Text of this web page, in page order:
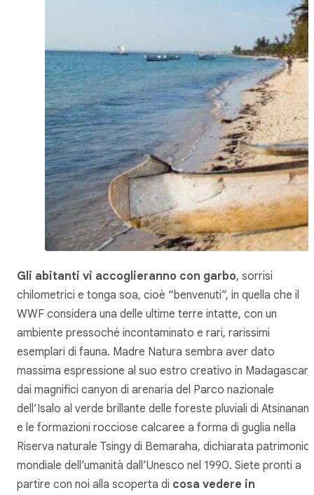
Gli abitanti vi accoglieranno con garbo, sorrisi
chilometrici e tonga soa, cioè “benvenuti”, in quella che il
WWF considera una delle ultime terre intatte, con un
ambiente pressoché incontaminato e rari, rarissimi
esemplari di fauna. Madre Natura sembra aver dato
massima espressione al suo estro creativo in Madagascar,
dai magnifici canyon di arenaria del Parco nazionale
dell’Isalo al verde brillante delle foreste pluviali di
e le formazioni rocciose calcaree a forma di guglia nella
Riserva naturale Tsingy di Bemaraha, dichiarata patrimonio
mondiale dell’umanità dall’Unesco nel 1990. Siete pronti a
partire con noi alla scoperta di cosa vedere in